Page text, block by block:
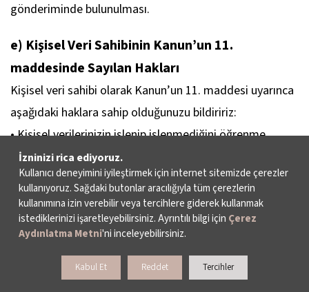
gönderiminde bulunulması.
e) Kişisel Veri Sahibinin Kanun’un 11.
maddesinde Sayılan Hakları
Kişisel veri sahibi olarak Kanun’un 11. maddesi uyarınca
aşağıdaki haklara sahip olduğunuzu bildiririz:
• Kişisel verilerinizin işlenip işlenmediğini öğrenme,
• Kişisel verileriniz işlenmişse buna ilişkin bilgi talep
etme,
• Kişisel verilerinizin işlenme amacını ve bunların
amacına uygun kullanılıp kullanılmadığını öğrenme,
• Yurt içinde veya yurt dışında kişisel verilerinizin
aktarıldığı üçüncü kişileri bilme,
İzninizi rica ediyoruz.
Kullanıcı deneyimini iyileştirmek için internet sitemizde çerezler
kullanıyoruz. Sağdaki butonlar aracılığıyla tüm çerezlerin
kullanımına izin verebilir veya tercihlere giderek kullanmak
istediklerinizi işaretleyebilirsiniz. Ayrıntılı bilgi için Çerez
Aydınlatma Metni'ni inceleyebilirsiniz.
Kabul Et Reddet Tercihler